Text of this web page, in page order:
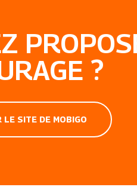
?
LE SITE DE MOBIGO